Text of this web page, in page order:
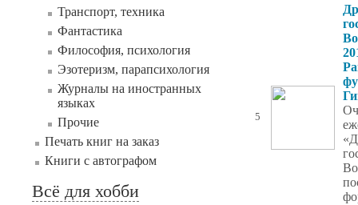
Транспорт, техника
Фантастика
Философия, психология
Эзотеризм, парапсихология
Журналы на иностранных
языках
Прочие
Печать книг на заказ
Книги с автографом
Всё для хобби
5